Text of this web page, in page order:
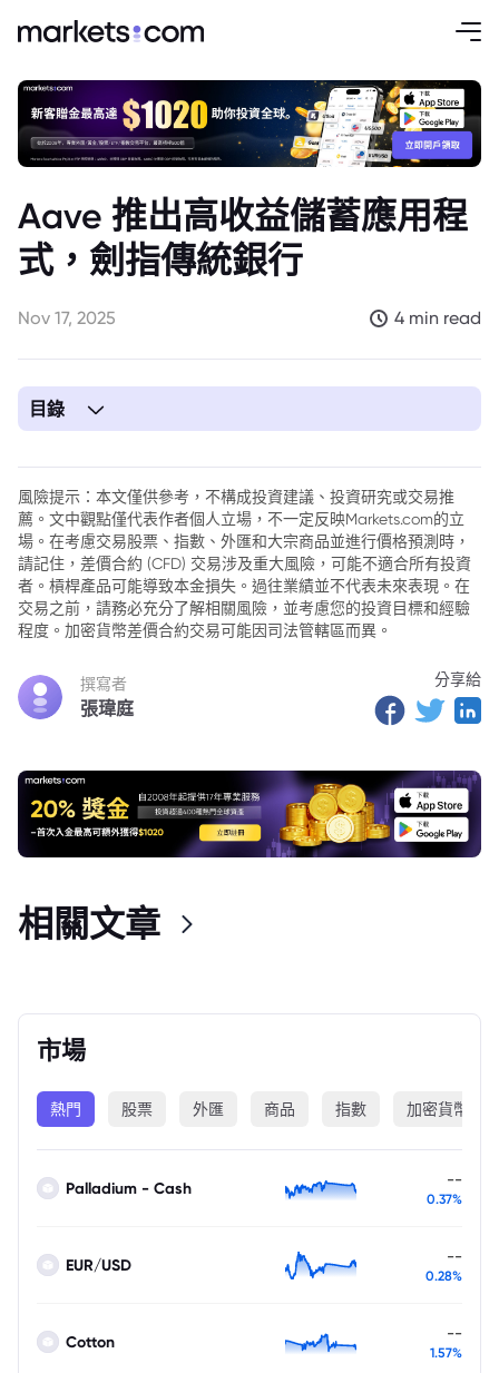
Aave 推出高收益儲蓄應用程
式，劍指傳統銀行
Nov 17, 2025 4 min read
目錄
風險提示：本文僅供參考，不構成投資建議、投資研究或交易推
薦。文中觀點僅代表作者個人立場，不一定反映Markets.com的立
場。在考慮交易股票、指數、外匯和大宗商品並進行價格預測時，
請記住，差價合約 (CFD) 交易涉及重大風險，可能不適合所有投資
者。槓桿產品可能導致本金損失。過往業績並不代表未來表現。在
交易之前，請務必充分了解相關風險，並考慮您的投資目標和經驗
程度。加密貨幣差價合約交易可能因司法管轄區而異。
撰寫者
張瑋庭
分享給
市場
熱門 股票 外匯 商品 指數 加密貨幣
Palladium - Cash --
0.37%
EUR/USD --
0.28%
Cotton --
1.57%
相關文章